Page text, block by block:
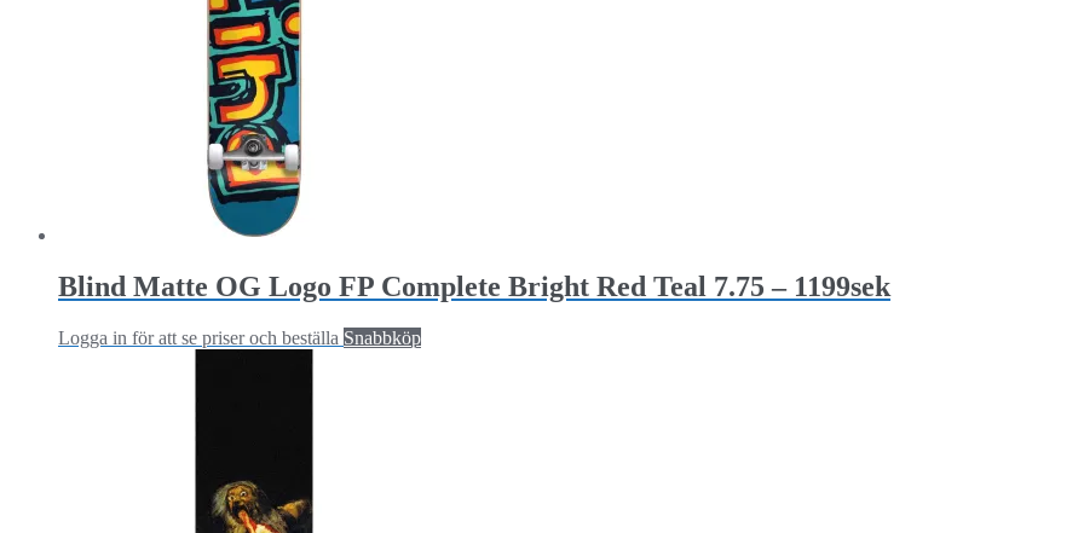
Blind Matte OG Logo FP Complete Bright Red Teal 7.75 – 1199sek
Logga in för att se priser och beställa Snabbköp